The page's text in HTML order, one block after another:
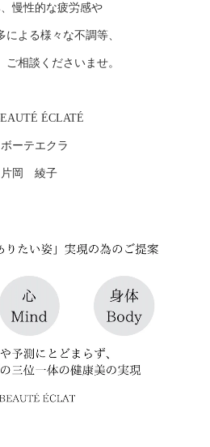
慢性的な疲労感や
による様々な不調等、
ご相談くださいませ。
ÉCLATÉ
ーテエクラ
片岡 綾子